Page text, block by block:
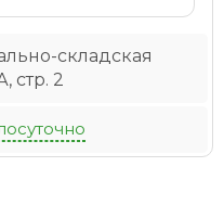
складская
стр. 2